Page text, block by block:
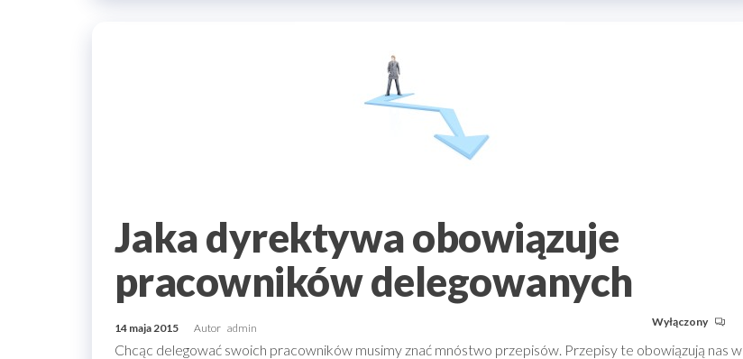
Jaka dyrektywa obowiązuje
pracowników delegowanych
14 maja 2015 Autor admin Wyłączony
Chcąc delegować swoich pracowników musimy znać mnóstwo przepisów. Przepisy te obowiązują nas w